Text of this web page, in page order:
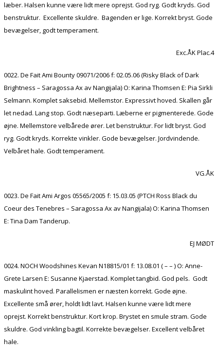
læber. Halsen kunne være lidt mere oprejst. God ryg. Godt kryds. God
benstruktur. Excellente skuldre. Bagenden er lige. Korrekt bryst. Gode
bevægelser, godt temperament.
Exc.ÅK Plac.4
0022. De Fait Ami Bounty 09071/2006 f: 02.05.06 (Risky Black of Dark
Brightness – Saragossa Ax av Nangijala) O: Karina Thomsen E: Pia Sirkli
Selmann. Komplet saksebid. Mellemstor. Expressivt hoved. Skallen går
let nedad. Lang stop. Godt næseparti. Læberne er pigmenterede. Gode
øjne. Mellemstore velbårede ører. Let benstruktur. For lidt bryst. God
ryg. Godt kryds. Korrekte vinkler. Gode bevægelser. Jordvindende.
Velbåret hale. Godt temperament.
VG.ÅK
0023. De Fait Ami Argos 05565/2005 f: 15.03.05 (PTCH Ross Black du
Coeur des Tenebres – Saragossa Ax av Nangijala) O: Karina Thomsen
E: Tina Dam Tanderup.
EJ MØDT
0024. NOCH Woodshines Kevan N18815/01 f: 13.08.01 ( – – ) O: Anne-
Grete Larsen E: Susanne Kjaerstad. Komplet tangbid. God pels. Godt
maskulint hoved. Parallelismen er næsten korrekt. Gode øjne.
Excellente små ører, holdt lidt lavt. Halsen kunne være lidt mere
oprejst. Korrekt benstruktur. Kort krop. Brystet en smule stram. Gode
skuldre. God vinkling bagtil. Korrekte bevægelser. Excellent velbåret
hale.